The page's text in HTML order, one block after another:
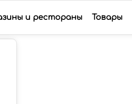
и рестораны Товары